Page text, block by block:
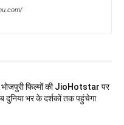
फिल्मों की JioHotstar पर
दुनिया भर के दर्शकों तक पहुंचेगा